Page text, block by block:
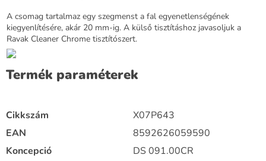
A csomag tartalmaz egy szegmenst a fal egyenetlenségének
kiegyenlítésére, akár 20 mm-ig. A külső tisztításhoz javasoljuk a
Ravak Cleaner Chrome tisztítószert.
Termék paraméterek
Cikkszám
X07P643
EAN
8592626059590
Koncepció
DS 091.00CR